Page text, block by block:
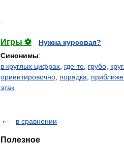
Игры ⚽
Нужна курсовая?
Синонимы:
в круглых цифрах где-то грубо
ориентировочно порядка
этак
в сравнении
Полезное